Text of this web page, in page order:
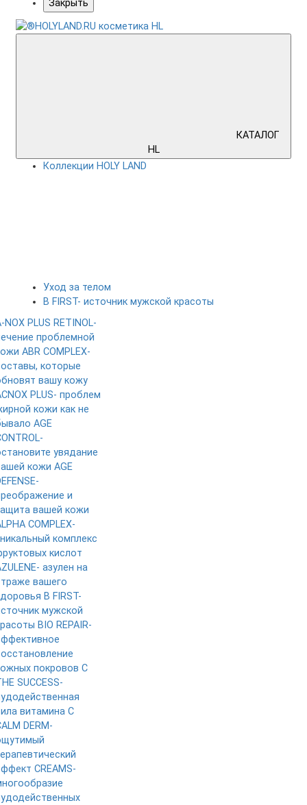
Закрыть
КАТАЛОГ
HL
Коллекции HOLY LAND
Уход за телом
B FIRST- источник мужской красоты
NOX PLUS RETINOL-
проблемной
ABR COMPLEX-
которые
вашу кожу
PLUS- проблем
кожи как не
AGE
увядание
кожи AGE
и
вашей кожи
COMPLEX-
комплекс
кислот
азулен на
вашего
B FIRST-
мужской
BIO REPAIR-
покровов C
SUCCESS-
витамина C
DERM-
CREAMS-